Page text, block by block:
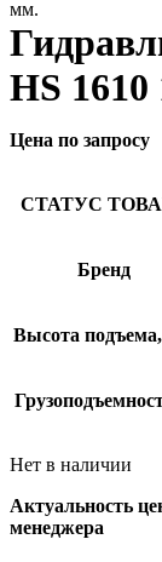
HS 1610
Цена по запросу
СТАТУС
Бренд
Высота
Нет в наличии
Актуальность
менеджера